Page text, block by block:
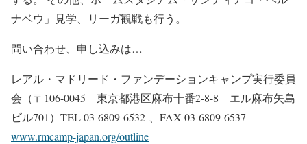
ナベウ」見学、リーガ観戦も行う。
問い合わせ、申し込みは…
レアル・マドリード・ファンデーションキャンプ実行委員
会（〒106-0045 東京都港区麻布十番2-8-8 エル麻布矢島
ビル701）TEL 03-6809-6532 、FAX 03-6809-6537
www.rmcamp-japan.org/outline